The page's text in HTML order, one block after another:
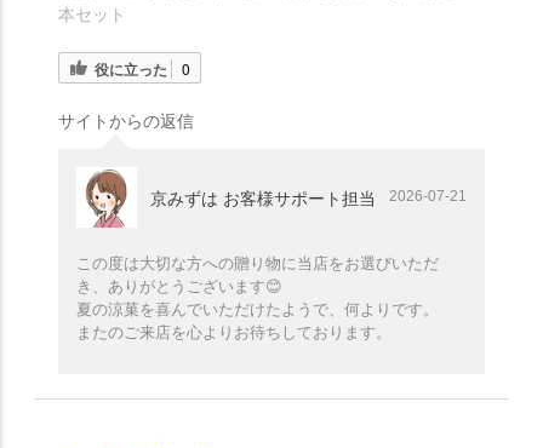
本セット
役に立った 0
サイトからの返信
京みずは お客様サポート担当 2026-07-21
この度は大切な方への贈り物に当店をお選びいただ
き、ありがとうございます😊
夏の涼菓を喜んでいただけたようで、何よりです。
またのご来店を心よりお待ちしております。